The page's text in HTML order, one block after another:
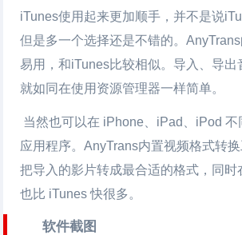
iTunes使用起来更加顺手，并不是说
但是多一个选择还是不错的。
易用，和iTunes比较相似。导入、导出
就如同在使用资源管理器一样简单。
当然也可以在 iPhone、iPad、iPod 不
应用程序。AnyTrans内置视频格式转
把导入的影片转成最合适的格式，同时
也比 iTunes 快很多。
软件截图